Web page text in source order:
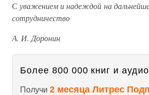
С уважением и надеждой на
сотрудничество
А. И. Доронин
Более 800 000 книг и
Получи 2 месяца Литрес